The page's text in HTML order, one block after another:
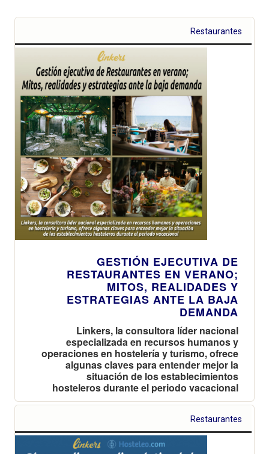
Restaurantes
GESTIÓN EJECUTIVA DE
RESTAURANTES EN VERANO;
MITOS, REALIDADES Y
ESTRATEGIAS ANTE LA BAJA
DEMANDA
Linkers, la consultora líder nacional
especializada en recursos humanos y
operaciones en hostelería y turismo, ofrece
algunas claves para entender mejor la
situación de los establecimientos
hosteleros durante el periodo vacacional
Restaurantes